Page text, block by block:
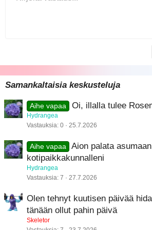
22
Times New Roman
Trebuchet MS
Verdana
Samankaltaisia keskusteluja
Aihe vapaa Oi, illalla tulee
Hydrangea
Vastauksia 0 25.7.2026
Aihe vapaa
Aion palata
kotipaikkakunnalleni
Hydrangea
Vastauksia 7 27.7.2026
Olen tehnyt kuutisen päivää
tänään ollut pahin päivä
Skeletor